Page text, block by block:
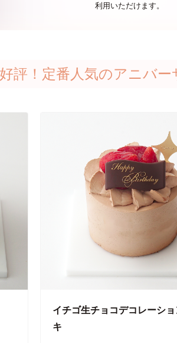
利用いただけます。
好評！定番人気のアニバー
イチゴ生チョコデコレーシ
キ